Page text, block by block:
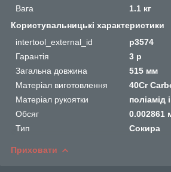
Вага
1.1 кг
Користувальницькі характеристики
intertool_external_id
p3574
Гарантія
3 р
Загальна довжина
515 мм
Матеріал виготовлення
40Cr
Матеріал рукоятки
поліамід
Обсяг
0.002861
Тип
Сокира
Приховати